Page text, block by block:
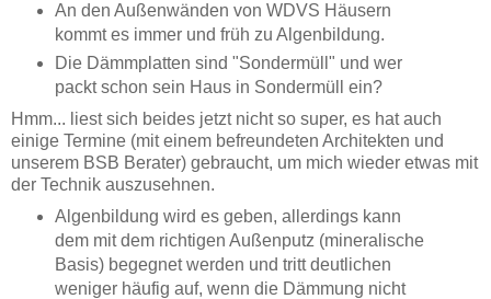
An den Außenwänden von WDVS Häusern
kommt es immer und früh zu Algenbildung.
Die Dämmplatten sind "Sondermüll" und wer
packt schon sein Haus in Sondermüll ein?
Hmm... liest sich beides jetzt nicht so super, es hat auch
einige Termine (mit einem befreundeten Architekten und
unserem BSB Berater) gebraucht, um mich wieder etwas mit
der Technik auszusehnen.
Algenbildung wird es geben, allerdings kann
dem mit dem richtigen Außenputz (mineralische
Basis) begegnet werden und tritt deutlichen
weniger häufig auf, wenn die Dämmung nicht